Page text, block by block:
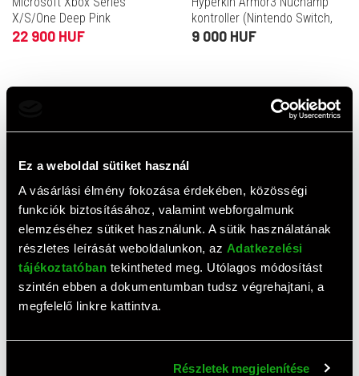
Ez a weboldal sütiket használ
A vásárlási élmény fokozása érdekében, közösségi
funkciók biztosításához, valamint webforgalmunk
elemzéséhez sütiket használunk. A sütik használatának
részletes leírását weboldalunkon, az Adatkezelési
tájékoztatóban tekintheted meg. Utólagos módosítást
szintén ebben a dokumentumban tudsz végrehajtani, a
megfelelő linkre kattintva.
Részletek megjelenítése
X/S/One Deep Pink
22 900 HUF
kontroller (Nintendo Switch,
BT, 8-10 óra akku,
9 000 HUF
0,0 (0értékelés)
Ehhez a termékhez még nem érkezett értékelés. Legyél te
az első!
Top termékek